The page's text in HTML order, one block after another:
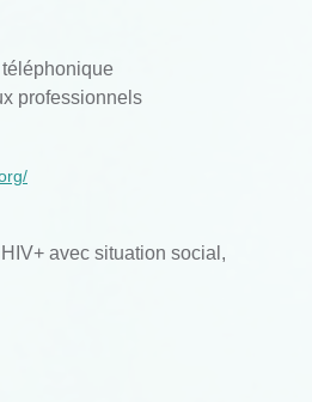
téléphonique
professionnels
avec situation social,